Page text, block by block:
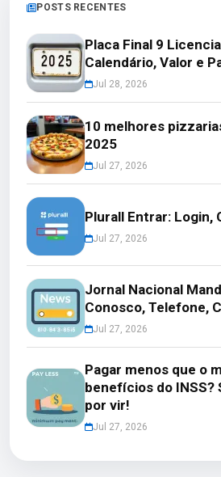
POSTS RECENTES
Placa Final 9
Calendário, Valor e
Jul 28, 2026
10 melhores
2025
Jul 27, 2026
Plurall Entrar: Login,
Jul 27, 2026
Jornal Nacional
Conosco, Telefone,
Jul 27, 2026
Pagar menos que o
benefícios do INSS?
por vir!
Jul 27, 2026